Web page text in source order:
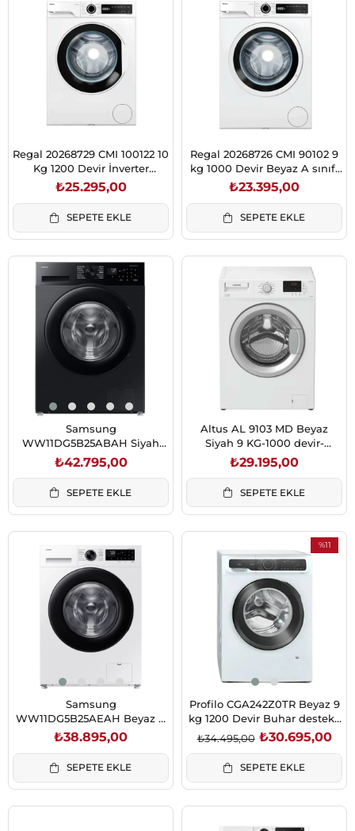
Regal 20268729 CMI 100122 10
Kg 1200 Devir İnverter
Çamaşır Makinesi
₺25.295,00
SEPETE EKLE
Regal 20268726 CMI 90102 9
kg 1000 Devir Beyaz A sınıfı
sessiz inverter motor
Çamaşır Mk.
₺23.395,00
SEPETE EKLE
Samsung
WW11DG5B25ABAH Siyah
11Kg 1400 Devir A Enerji
Çamaşır Makinesi
₺42.795,00
SEPETE EKLE
Altus AL 9103 MD Beyaz
Siyah 9 KG-1000 devir-
İnverter Motor XL Kapak
Çamaşır Makinesi
₺29.195,00
SEPETE EKLE
Samsung
WW11DG5B25AEAH Beyaz 11
kg 1400 Devir A Enerji
Çamaşır Makinesi
₺38.895,00
SEPETE EKLE
%11
Profilo CGA242Z0TR Beyaz 9
kg 1200 Devir Buhar destekli
Çamaşır Makinesi
₺30.695,00
₺34.495,00
SEPETE EKLE